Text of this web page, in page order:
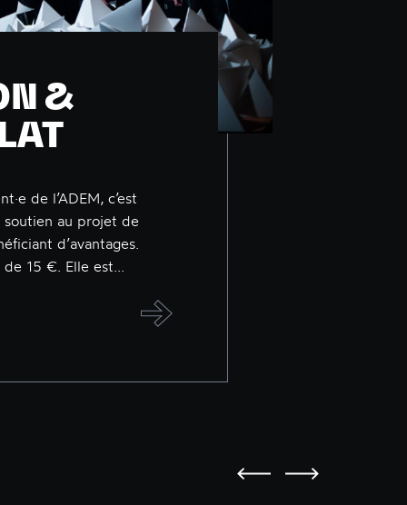
&
de l’ADEM, c’est
au projet de
d’avantages.
de 15 €. Elle est...